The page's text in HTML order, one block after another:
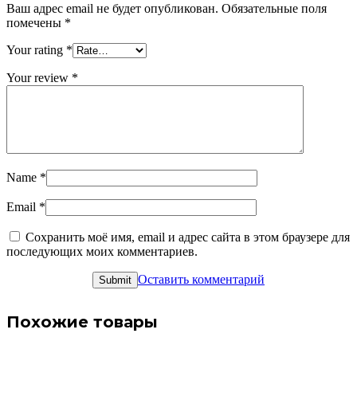
Ваш адрес email не будет опубликован. Обязательные поля
помечены *
Your rating *
Your review *
Name *
Email *
Сохранить моё имя, email и адрес сайта в этом браузере для
последующих моих комментариев.
Оставить комментарий
Похожие товары